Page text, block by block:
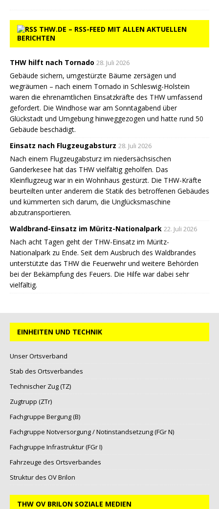
THW.DE – RSS-FEED MIT ALLEN AKTUELLEN
BERICHTEN
THW hilft nach Tornado 28. Juli 2026
Gebäude sichern, umgestürzte Bäume zersägen und
wegräumen – nach einem Tornado in Schleswig-Holstein
waren die ehrenamtlichen Einsatzkräfte des THW umfassend
gefordert. Die Windhose war am Sonntagabend über
Glückstadt und Umgebung hinweggezogen und hatte rund 50
Gebäude beschädigt.
Einsatz nach Flugzeugabsturz 28. Juli 2026
Nach einem Flugzeugabsturz im niedersächsischen
Ganderkesee hat das THW vielfältig geholfen. Das
Kleinflugzeug war in ein Wohnhaus gestürzt. Die THW-Kräfte
beurteilten unter anderem die Statik des betroffenen Gebäudes
und kümmerten sich darum, die Unglücksmaschine
abzutransportieren.
Waldbrand-Einsatz im Müritz-Nationalpark 22. Juli 2026
Nach acht Tagen geht der THW-Einsatz im Müritz-
Nationalpark zu Ende. Seit dem Ausbruch des Waldbrandes
unterstützte das THW die Feuerwehr und weitere Behörden
bei der Bekämpfung des Feuers. Die Hilfe war dabei sehr
vielfältig.
EINHEITEN UND TECHNIK
Unser Ortsverband
Stab des Ortsverbandes
Technischer Zug (TZ)
Zugtrupp (ZTr)
Fachgruppe Bergung (B)
Fachgruppe Notversorgung / Notinstandsetzung (FGr N)
Fachgruppe Infrastruktur (FGr I)
Fahrzeuge des Ortsverbandes
Struktur des OV Brilon
THW OV BRILON SOZIALE MEDIEN